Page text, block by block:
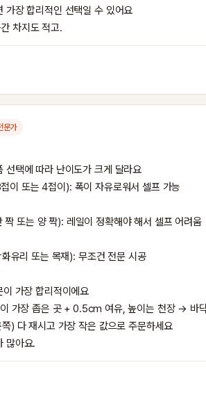
가장 합리적인 선택일 수 있어요
차지도 적고.
가
선택에 따라 난이도가 크게 달라요
이 또는 4접이): 폭이 자유로워서 셀프 가능
또는 양 짝): 레일이 정확해야 해서 셀프 어려움
유리 또는 목재): 무조건 전문 시공
가장 합리적이에요
가장 좁은 곳 + 0.5cm 여유, 높이는 천장 → 바
쪽) 다 재시고 가장 작은 값으로 주문하세요
많아요.